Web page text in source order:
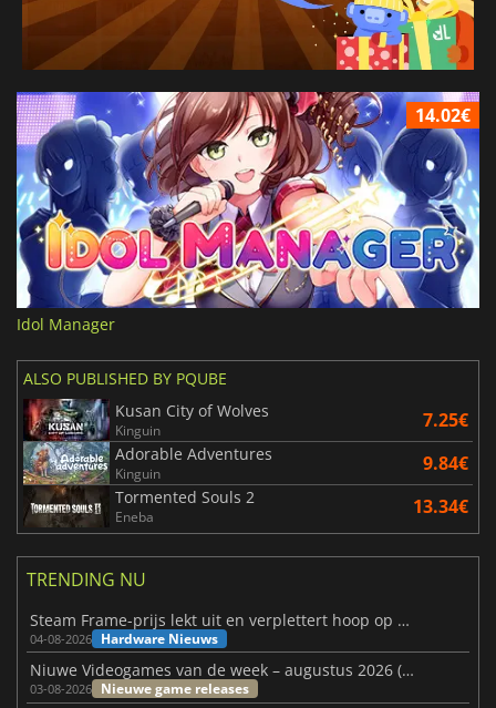
14.02€
Idol Manager
ALSO PUBLISHED BY PQUBE
Kusan City of Wolves
Kinguin 7.25€
Adorable Adventures
Kinguin 9.84€
Tormented Souls 2
Eneba 13.34€
TRENDING NU
Steam Frame-prijs lekt uit en verplettert hoop op betaalbare VR
04-08-2026 Hardware Nieuws
Niuwe Videogames van de week – augustus 2026 (week 32)
03-08-2026 Nieuwe game releases